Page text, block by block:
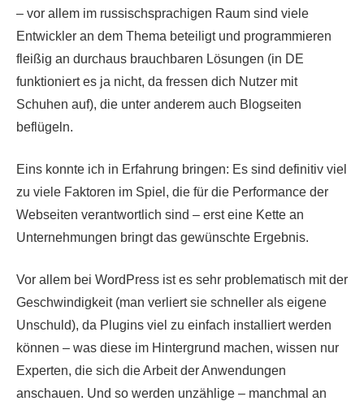
– vor allem im russischsprachigen Raum sind viele
Entwickler an dem Thema beteiligt und programmieren
fleißig an durchaus brauchbaren Lösungen (in DE
funktioniert es ja nicht, da fressen dich Nutzer mit
Schuhen auf), die unter anderem auch Blogseiten
beflügeln.
Eins konnte ich in Erfahrung bringen: Es sind definitiv viel
zu viele Faktoren im Spiel, die für die Performance der
Webseiten verantwortlich sind – erst eine Kette an
Unternehmungen bringt das gewünschte Ergebnis.
Vor allem bei WordPress ist es sehr problematisch mit der
Geschwindigkeit (man verliert sie schneller als eigene
Unschuld), da Plugins viel zu einfach installiert werden
können – was diese im Hintergrund machen, wissen nur
Experten, die sich die Arbeit der Anwendungen
anschauen. Und so werden unzählige – manchmal an